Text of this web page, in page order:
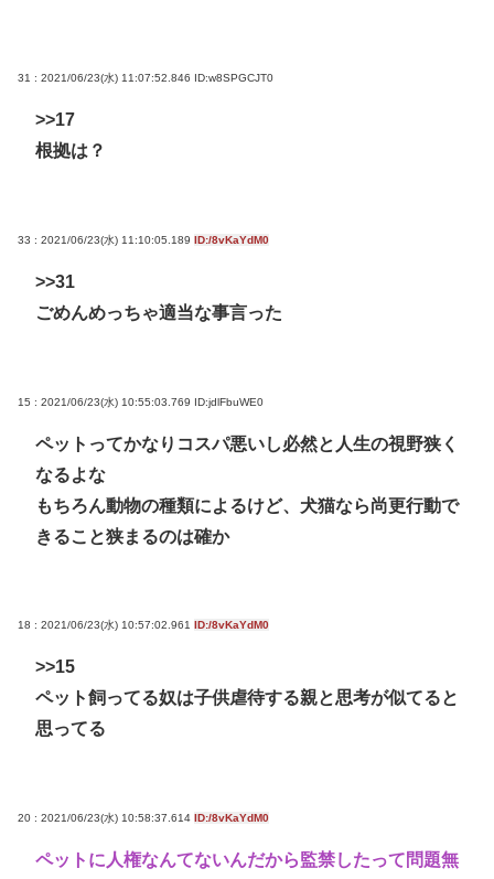
31 : 2021/06/23(水) 11:07:52.846 ID:w8SPGCJT0
>>17
根拠は？
33 : 2021/06/23(水) 11:10:05.189 ID:/8vKaYdM0
>>31
ごめんめっちゃ適当な事言った
15 : 2021/06/23(水) 10:55:03.769 ID:jdlFbuWE0
ペットってかなりコスパ悪いし必然と人生の視野狭く
なるよな
もちろん動物の種類によるけど、犬猫なら尚更行動で
きること狭まるのは確か
18 : 2021/06/23(水) 10:57:02.961 ID:/8vKaYdM0
>>15
ペット飼ってる奴は子供虐待する親と思考が似てると
思ってる
20 : 2021/06/23(水) 10:58:37.614 ID:/8vKaYdM0
ペットに人権なんてないんだから監禁したって問題無